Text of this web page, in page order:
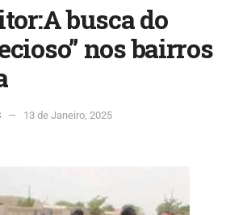
busca do
nos bairros
13 de Janeiro, 2025